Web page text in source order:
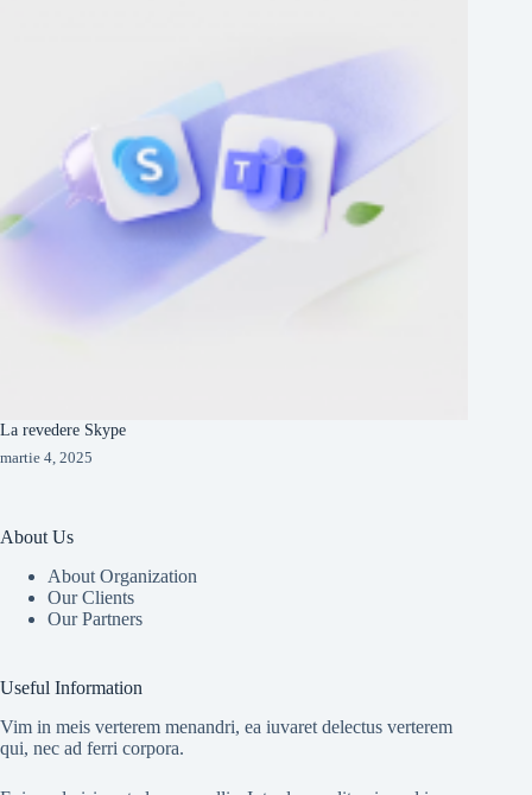
La revedere Skype
martie 4, 2025
About Us
About Organization
Our Clients
Our Partners
Useful Information
Vim in meis verterem menandri, ea iuvaret delectus verterem
qui, nec ad ferri corpora.